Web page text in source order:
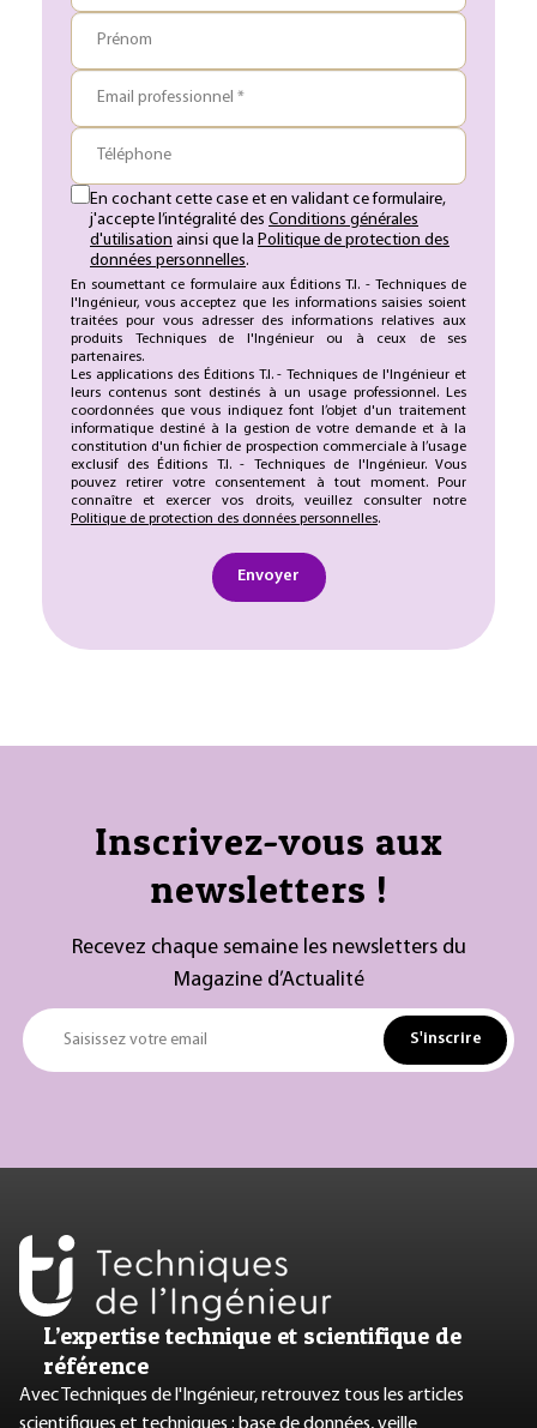
Prénom
Email professionnel *
Téléphone
En cochant cette case et en validant ce formulaire,
j'accepte l’intégralité des Conditions générales
d'utilisation ainsi que la Politique de protection des
données personnelles.
En soumettant ce formulaire aux Éditions T.I. - Techniques de
l'Ingénieur, vous acceptez que les informations saisies soient
traitées pour vous adresser des informations relatives aux
produits Techniques de l'Ingénieur ou à ceux de ses
partenaires.
Les applications des Éditions T.I. - Techniques de l'Ingénieur et
leurs contenus sont destinés à un usage professionnel. Les
coordonnées que vous indiquez font l’objet d'un traitement
informatique destiné à la gestion de votre demande et à la
constitution d'un fichier de prospection commerciale à l’usage
exclusif des Éditions T.I. - Techniques de l'Ingénieur. Vous
pouvez retirer votre consentement à tout moment. Pour
connaître et exercer vos droits, veuillez consulter notre
Politique de protection des données personnelles.
Envoyer
Inscrivez-vous aux
newsletters !
Recevez chaque semaine les newsletters du
Magazine d’Actualité
Saisissez votre email S'inscrire
L’expertise technique et scientifique de
référence
Avec Techniques de l'Ingénieur, retrouvez tous les articles